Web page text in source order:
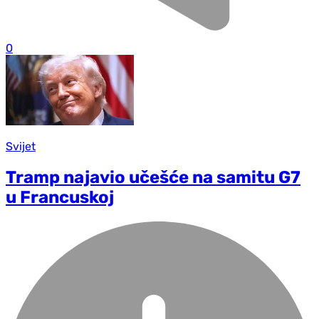
0
Svijet
Tramp najavio učešće na samitu G7
u Francuskoj